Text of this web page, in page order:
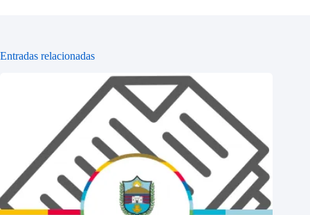
Entradas relacionadas